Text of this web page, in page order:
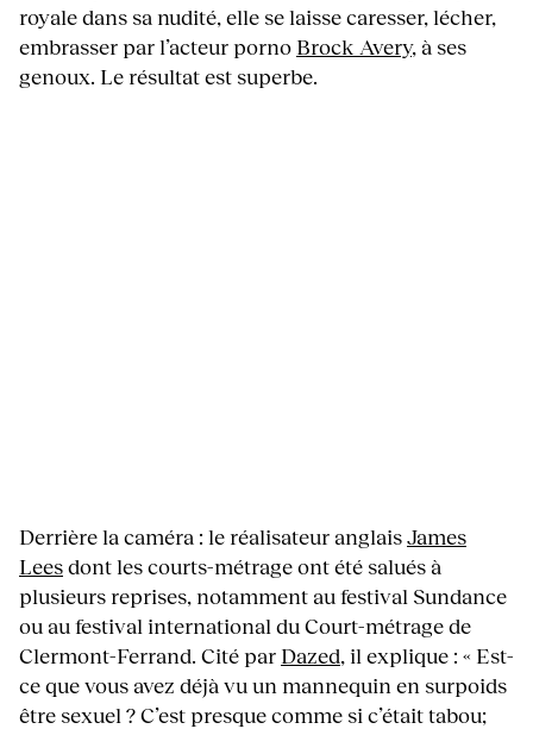
royale dans sa nudité, elle se laisse caresser, lécher,
embrasser par l’acteur porno Brock Avery, à ses
genoux. Le résultat est superbe.
Derrière la caméra : le réalisateur anglaisJames
Leesdont les courts-métrage ont été salués à
plusieurs reprises, notamment au festival Sundance
ou au festival international du Court-métrage de
Clermont-Ferrand. Cité par Dazed, il explique : « Est-
ce que vous avez déjà vu un mannequin en surpoids
être sexuel ? C’est presque comme si c’était tabou;